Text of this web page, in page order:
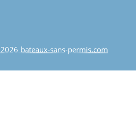
© 2026 bateaux-sans-permis.com